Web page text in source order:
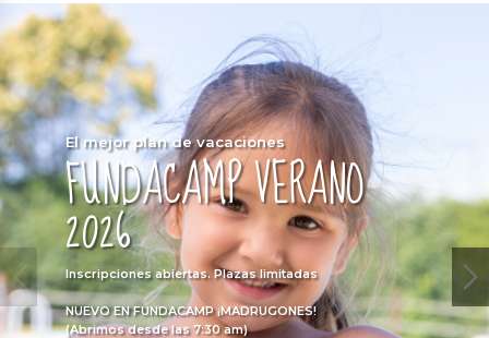
El mejor plan de vacaciones
FUNDACAMP VERANO
2026
Inscripciones abiertas. Plazas limitadas
NUEVO EN FUNDACAMP ¡MADRUGONES!
(Abrimos desde las 7:30 am)